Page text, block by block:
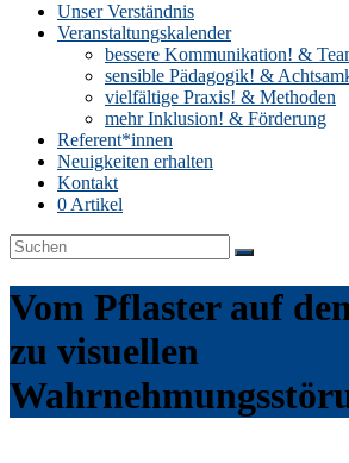
Unser Verständnis
Veranstaltungskalender
bessere Kommunikation! &
sensible Pädagogik! &
vielfältige Praxis! & Methoden
mehr Inklusion! & Förderung
Referent*innen
Neuigkeiten erhalten
Kontakt
0 Artikel
Vom Pflaster auf
zu visuellen